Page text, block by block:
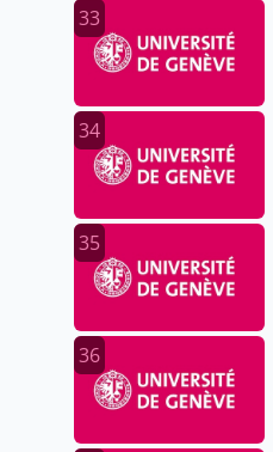
33
34
35
36